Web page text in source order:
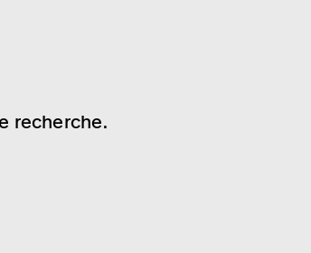
recherche.